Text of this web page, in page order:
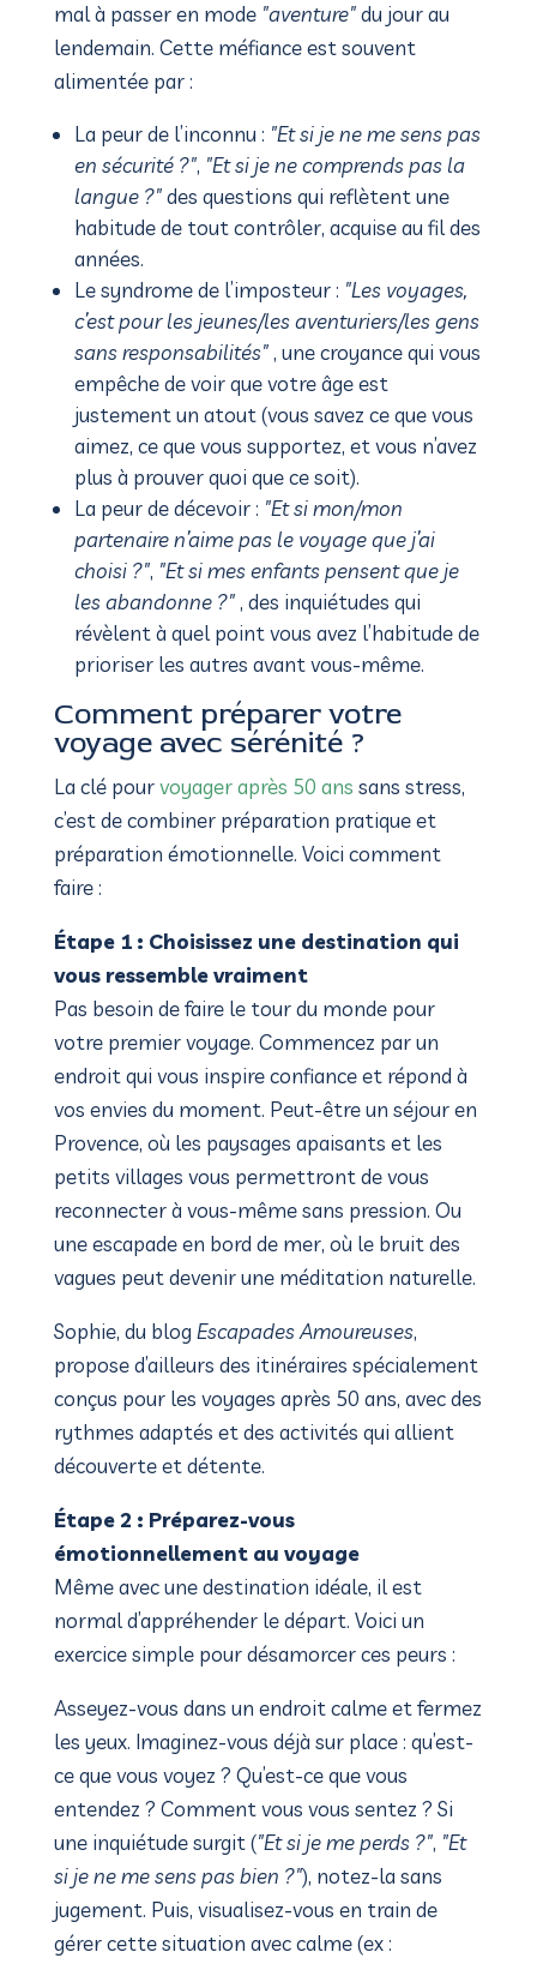
mal à passer en mode "aventure"du jour au
lendemain. Cette méfiance est souvent
alimentée par :
La peur de l’inconnu : "Et si je ne me sens pas
en sécurité ?", "Et si je ne comprends pas la
langue ?"des questions qui reflètent une
habitude de tout contrôler, acquise au fil des
années.
Le syndrome de l’imposteur : "Les voyages,
c’est pour les jeunes/les aventuriers/les gens
sans responsabilités", une croyance qui vous
empêche de voir que votre âge est
justement un atout (vous savez ce que vous
aimez, ce que vous supportez, et vous n’avez
plus à prouver quoi que ce soit).
La peur de décevoir : "Et si mon/mon
partenaire n’aime pas le voyage que j’ai
choisi ?", "Et si mes enfants pensent que je
les abandonne ?", des inquiétudes qui
révèlent à quel point vous avez l’habitude de
prioriser les autres avant vous-même.
Comment préparer votre
voyage avec sérénité ?
La clé pourvoyager après 50 ans sans stress,
c’est de combiner préparation pratique et
préparation émotionnelle. Voici comment
faire :
Étape 1 : Choisissez une destination qui
vous ressemble vraiment
Pas besoin de faire le tour du monde pour
votre premier voyage. Commencez par un
endroit qui vous inspire confiance et répond à
vos envies du moment. Peut-être un séjour en
Provence, où les paysages apaisants et les
petits villages vous permettront de vous
reconnecter à vous-même sans pression. Ou
une escapade en bord de mer, où le bruit des
vagues peut devenir une méditation naturelle.
Sophie, du blog Escapades Amoureuses,
propose d’ailleurs des itinéraires spécialement
conçus pour les voyages après 50 ans, avec des
rythmes adaptés et des activités qui allient
découverte et détente.
Étape 2 : Préparez-vous
émotionnellement au voyage
Même avec une destination idéale, il est
normal d’appréhender le départ. Voici un
exercice simple pour désamorcer ces peurs :
Asseyez-vous dans un endroit calme et fermez
les yeux. Imaginez-vous déjà sur place : qu’est-
ce que vous voyez ? Qu’est-ce que vous
entendez ? Comment vous vous sentez ? Si
une inquiétude surgit ("Et si je me perds ?", "Et
si je ne me sens pas bien ?"), notez-la sans
jugement. Puis, visualisez-vous en train de
gérer cette situation avec calme (ex :